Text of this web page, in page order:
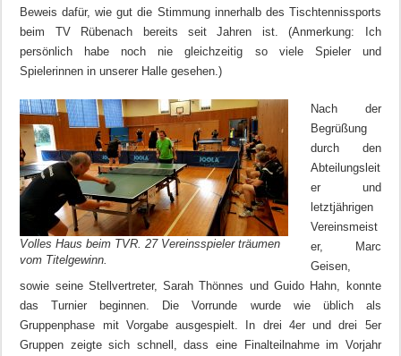
Beweis dafür, wie gut die Stimmung innerhalb des Tischtennissports
beim TV Rübenach bereits seit Jahren ist. (Anmerkung: Ich
persönlich habe noch nie gleichzeitig so viele Spieler und
Spielerinnen in unserer Halle gesehen.)
Volles Haus beim TVR. 27 Vereinsspieler träumen
vom Titelgewinn.
Nach der
Begrüßung
durch den
Abteilungsleit
er und
letztjährigen
Vereinsmeist
er, Marc
Geisen,
sowie seine Stellvertreter, Sarah Thönnes und Guido Hahn, konnte
das Turnier beginnen. Die Vorrunde wurde wie üblich als
Gruppenphase mit Vorgabe ausgespielt. In drei 4er und drei 5er
Gruppen zeigte sich schnell, dass eine Finalteilnahme im Vorjahr